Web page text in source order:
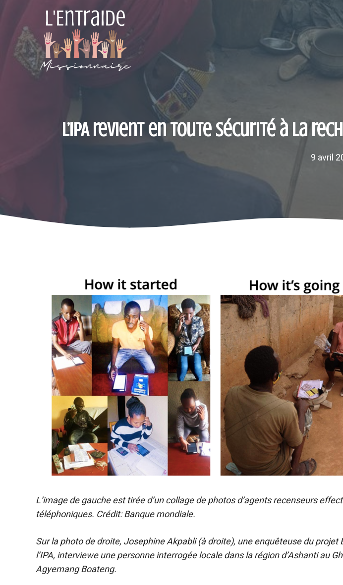
contenu
L’IPA revient en toute sécurité à la
9 avril
L’image de gauche est tirée d’un collage de photos d’agents recenseurs
téléphoniques. Crédit: Banque mondiale.
Sur la photo de droite, Josephine Akpabli (à droite), une enquêteuse du projet
l’IPA, interviewe une personne interrogée locale dans la région d’Ashanti au Ghana. Crédit:
Agyemang Boateng.